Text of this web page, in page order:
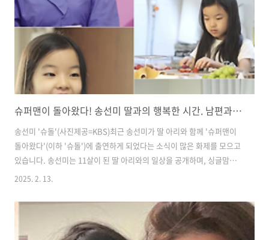
슈퍼맨이 돌아왔다! 송선미 딸과의 행복한 시간. 남편과의 사별은?
송선미 '슈돌'(사진제공=KBS)최근 송선미가 딸 아리와 함께 '슈퍼맨이
돌아왔다'(이하 '슈돌')에 출연하게 되었다는 소식이 많은 화제를 모으고
있습니다. 송선미는 11살이 된 딸 아리와의 일상을 공개하며, 싱글맘으
로서의 삶을 진솔하게 이야기하고 있습니다. 이번 포스트에서는 송선미
배우로, 다양한 드라마와 영화에서 활발히 활동해왔습니다. 그녀는 특히
강한 여성 캐릭터로 많은 사랑을 받았으며, 최근에는 딸 아리와의 일상으
로 새로운 모습을 보여주고 있습니다. 아리는 현재 초등학교 4학년으로,
2025. 2. 13.